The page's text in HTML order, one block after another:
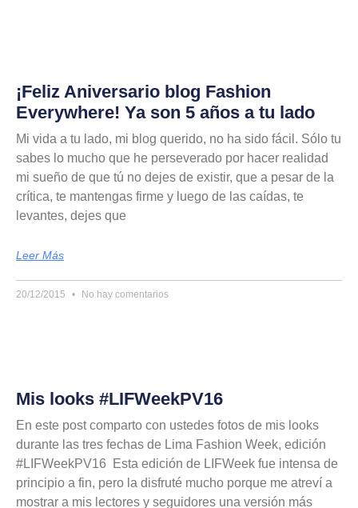
¡Feliz Aniversario blog Fashion
Everywhere! Ya son 5 años a tu lado
Mi vida a tu lado, mi blog querido, no ha sido fácil. Sólo tu
sabes lo mucho que he perseverado por hacer realidad
mi sueño de que tú no dejes de existir, que a pesar de la
crítica, te mantengas firme y luego de las caídas, te
levantes, dejes que
Leer Más
20/12/2015 No hay comentarios
Mis looks #LIFWeekPV16
En este post comparto con ustedes fotos de mis looks
durante las tres fechas de Lima Fashion Week, edición
#LIFWeekPV16 Esta edición de LIFWeek fue intensa de
principio a fin, pero la disfruté mucho porque me atreví a
mostrar a mis lectores y seguidores una versión más